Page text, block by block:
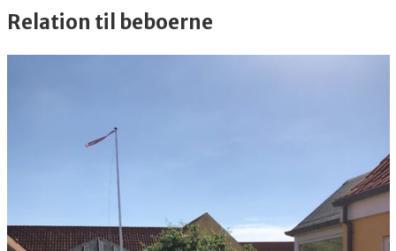
Relation til beboerne